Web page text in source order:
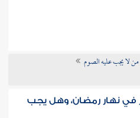
من لا يجب عليه الصوم
في نهار رمضان، وهل يجب